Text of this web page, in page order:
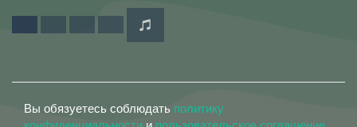
Вы обязуетесь соблюдать политику